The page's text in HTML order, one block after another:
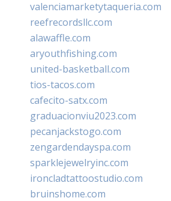
valenciamarketytaqueria.com
reefrecordsllc.com
alawaffle.com
aryouthfishing.com
united-basketball.com
tios-tacos.com
cafecito-satx.com
graduacionviu2023.com
pecanjackstogo.com
zengardendayspa.com
sparklejewelryinc.com
ironcladtattoostudio.com
bruinshome.com